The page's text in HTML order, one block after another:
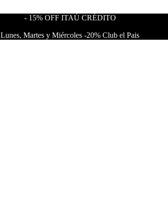
- 15% OFF ITAÚ CRÉDITO
Lunes, Martes y Miércoles -20% Club el Pais